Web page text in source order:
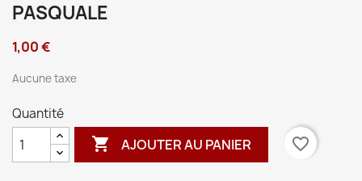
PASQUALE
1,00 €
Aucune taxe
Quantité
 AJOUTER AU PANIER favorite_border